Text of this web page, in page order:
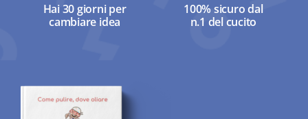
Hai 30 giorni per
cambiare idea
100% sicuro dal
n.1 del cucito